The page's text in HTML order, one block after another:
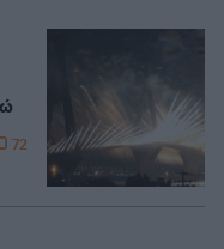
72